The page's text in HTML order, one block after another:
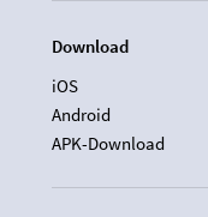
Download
iOS
Android
APK-Download